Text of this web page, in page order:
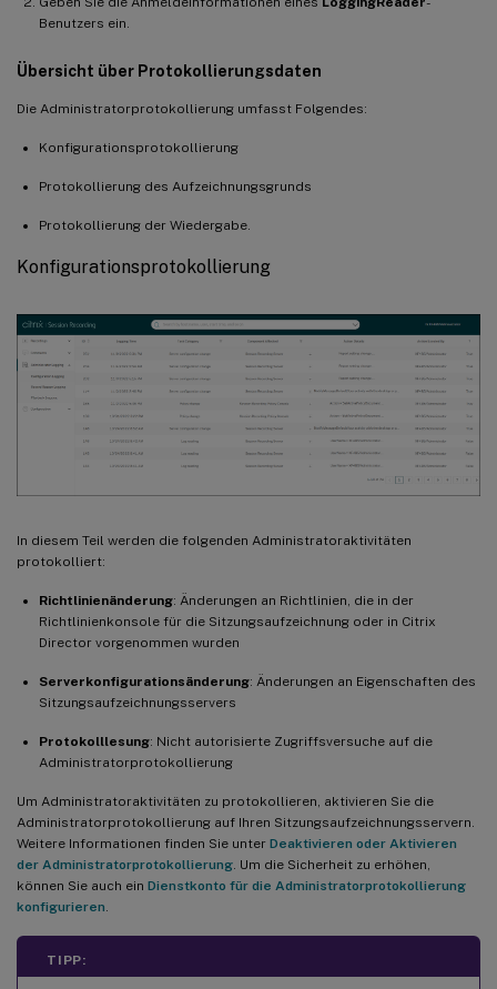
Benutzers ein.
Übersicht über Protokollierungsdaten
Die Administratorprotokollierung umfasst Folgendes:
Konfigurationsprotokollierung
Protokollierung des Aufzeichnungsgrunds
Protokollierung der Wiedergabe.
Konfigurationsprotokollierung
In diesem Teil werden die folgenden Administratoraktivitäten
protokolliert:
Richtlinienänderung: Änderungen an Richtlinien, die in der
Richtlinienkonsole für die Sitzungsaufzeichnung oder in Citrix
Director vorgenommen wurden
Serverkonfigurationsänderung: Änderungen an Eigenschaften des
Sitzungsaufzeichnungsservers
Protokolllesung: Nicht autorisierte Zugriffsversuche auf die
Administratorprotokollierung
Um Administratoraktivitäten zu protokollieren, aktivieren Sie die
Administratorprotokollierung auf Ihren Sitzungsaufzeichnungsservern.
Weitere Informationen finden Sie unter Deaktivieren oder Aktivieren
der Administratorprotokollierung. Um die Sicherheit zu erhöhen,
können Sie auch ein Dienstkonto für die Administratorprotokollierung
konfigurieren.
TIPP: